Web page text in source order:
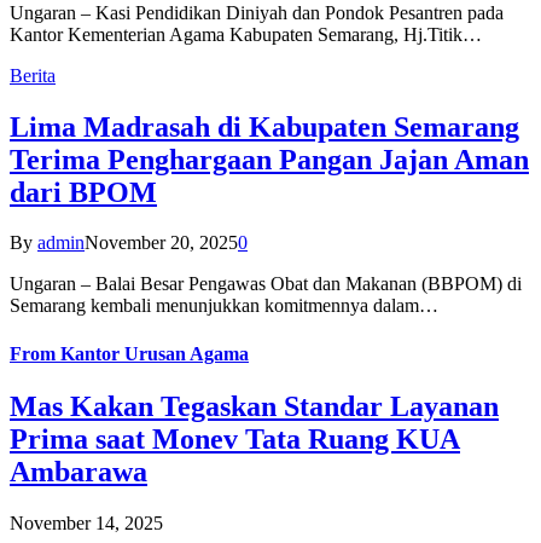
Ungaran – Kasi Pendidikan Diniyah dan Pondok Pesantren pada
Kantor Kementerian Agama Kabupaten Semarang, Hj.Titik…
Berita
Lima Madrasah di Kabupaten Semarang
Terima Penghargaan Pangan Jajan Aman
dari BPOM
By adminNovember 20, 20250
Ungaran – Balai Besar Pengawas Obat dan Makanan (BBPOM) di
Semarang kembali menunjukkan komitmennya dalam…
From Kantor Urusan Agama
Mas Kakan Tegaskan Standar Layanan
Prima saat Monev Tata Ruang KUA
Ambarawa
November 14, 2025